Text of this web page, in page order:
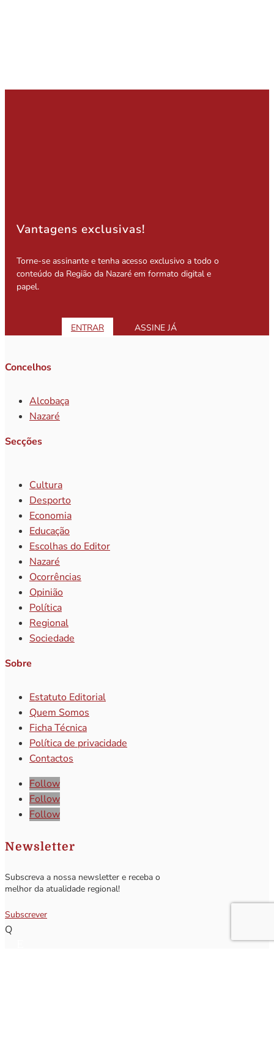
Vantagens exclusivas!
Torne-se assinante e tenha acesso exclusivo a todo o
conteúdo da Região da Nazaré em formato digital e
papel.
ENTRAR ASSINE JÁ
Concelhos
Alcobaça
Nazaré
Secções
Cultura
Desporto
Economia
Educação
Escolhas do Editor
Nazaré
Ocorrências
Opinião
Política
Regional
Sociedade
Sobre
Estatuto Editorial
Quem Somos
Ficha Técnica
Política de privacidade
Contactos
Follow
Follow
Follow
Newsletter
Subscreva a nossa newsletter e receba o
melhor da atualidade regional!
Subscrever
Q